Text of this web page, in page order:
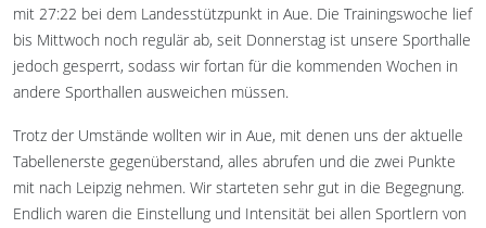
mit 27:22 bei dem Landesstützpunkt in Aue. Die Trainingswoche lief
bis Mittwoch noch regulär ab, seit Donnerstag ist unsere Sporthalle
jedoch gesperrt, sodass wir fortan für die kommenden Wochen in
andere Sporthallen ausweichen müssen.
Trotz der Umstände wollten wir in Aue, mit denen uns der aktuelle
Tabellenerste gegenüberstand, alles abrufen und die zwei Punkte
mit nach Leipzig nehmen. Wir starteten sehr gut in die Begegnung.
Endlich waren die Einstellung und Intensität bei allen Sportlern von